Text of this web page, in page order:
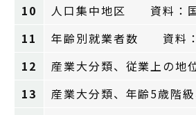
10
人口集中地区 資料：
11
年齢別就業者数 資料
12
産業大分類、従業上の
13
産業大分類、年齢5歳